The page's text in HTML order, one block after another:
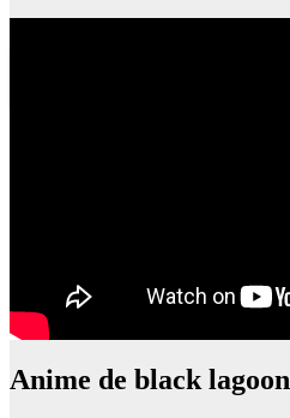
Anime de black lagoon